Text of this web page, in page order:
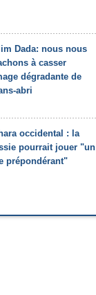
Dada: nous nous
à casser
dégradante de
abri
occidental : la
pourrait jouer "un
prépondérant"